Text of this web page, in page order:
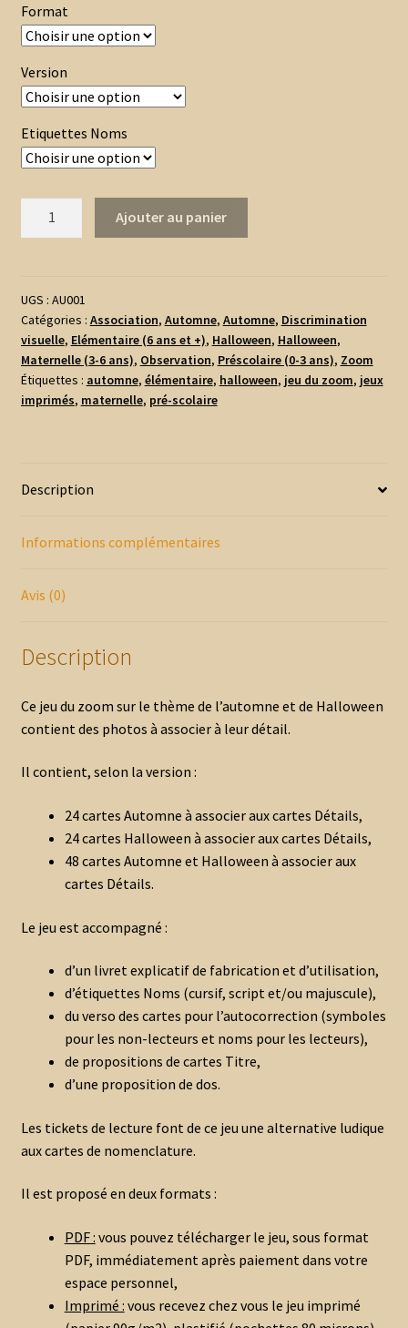
Format
Version
Etiquettes Noms
Zoom
-
Automne
&
Halloween
Ajouter au panier
UGS : AU001
Catégories : Association, Automne, Automne, Discrimination
visuelle, Elémentaire (6 ans et +), Halloween, Halloween,
Maternelle (3-6 ans), Observation, Préscolaire (0-3 ans), Zoom
Étiquettes : automne, élémentaire, halloween, jeu du zoom, jeux
imprimés, maternelle, pré-scolaire
Description
Informations complémentaires
Avis (0)
Description
Ce jeu du zoom sur le thème de l’automne et de Halloween
contient des photos à associer à leur détail.
Il contient, selon la version :
24 cartes Automne à associer aux cartes Détails,
24 cartes Halloween à associer aux cartes Détails,
48 cartes Automne et Halloween à associer aux
cartes Détails.
Le jeu est accompagné :
d’un livret explicatif de fabrication et d’utilisation,
d’étiquettes Noms (cursif, script et/ou majuscule),
du verso des cartes pour l’autocorrection (symboles
pour les non-lecteurs et noms pour les lecteurs),
de propositions de cartes Titre,
d’une proposition de dos.
Les tickets de lecture font de ce jeu une alternative ludique
aux cartes de nomenclature.
Il est proposé en deux formats :
PDF : vous pouvez télécharger le jeu, sous format
PDF, immédiatement après paiement dans votre
espace personnel,
Imprimé : vous recevez chez vous le jeu imprimé